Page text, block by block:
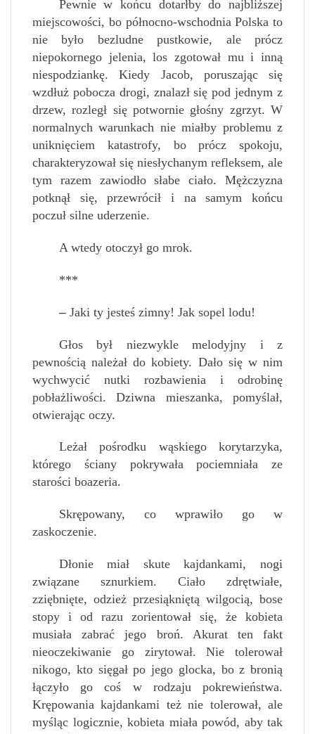
Pewnie w końcu dotarłby do najbliższej
miejscowości, bo północno-wschodnia Polska to
nie było bezludne pustkowie, ale prócz
niepokornego jelenia, los zgotował mu i inną
niespodziankę. Kiedy Jacob, poruszając się
wzdłuż pobocza drogi, znalazł się pod jednym z
drzew, rozległ się potwornie głośny zgrzyt. W
normalnych warunkach nie miałby problemu z
uniknięciem katastrofy, bo prócz spokoju,
charakteryzował się niesłychanym refleksem, ale
tym razem zawiodło słabe ciało. Mężczyzna
potknął się, przewrócił i na samym końcu
poczuł silne uderzenie.
A wtedy otoczył go mrok.
***
– Jaki ty jesteś zimny! Jak sopel lodu!
Głos był niezwykle melodyjny i z
pewnością należał do kobiety. Dało się w nim
wychwycić nutki rozbawienia i odrobinę
pobłażliwości. Dziwna mieszanka, pomyślał,
otwierając oczy.
Leżał pośrodku wąskiego korytarzyka,
którego ściany pokrywała pociemniała ze
starości boazeria.
Skrępowany, co wprawiło go w
zaskoczenie.
Dłonie miał skute kajdankami, nogi
związane sznurkiem. Ciało zdrętwiałe,
zziębnięte, odzież przesiąkniętą wilgocią, bose
stopy i od razu zorientował się, że kobieta
musiała zabrać jego broń. Akurat ten fakt
nieoczekiwanie go zirytował. Nie tolerował
nikogo, kto sięgał po jego glocka, bo z bronią
łączyło go coś w rodzaju pokrewieństwa.
Krępowania kajdankami też nie tolerował, ale
myśląc logicznie, kobieta miała powód, aby tak